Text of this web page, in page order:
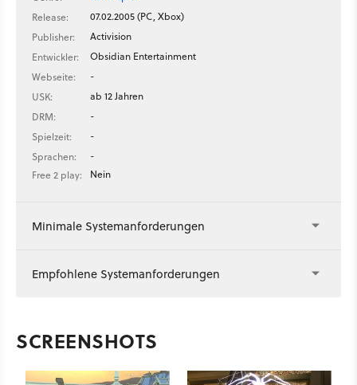
Release:
07.02.2005 (PC, Xbox)
Publisher:
Activision
Entwickler:
Obsidian Entertainment
Webseite:
-
USK:
ab 12 Jahren
DRM:
-
Spielzeit:
-
Sprachen:
-
Free 2 play:
Nein
Minimale Systemanforderungen
Empfohlene Systemanforderungen
SCREENSHOTS